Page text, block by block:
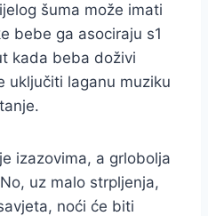
šuma može imati
bebe ga asociraju s1
kada beba doživi
uključiti laganu muziku
izazovima, a grlobolja
uz malo strpljenja,
noći će biti